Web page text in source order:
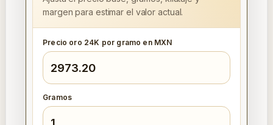
margen para estimar el valor actual.
Precio oro 24K por gramo en MXN
Gramos